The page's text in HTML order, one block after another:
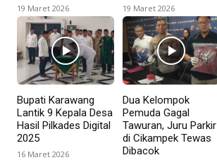
19 Maret 2026 19 Maret 2026
Bupati Karawang
Lantik 9 Kepala Desa
Hasil Pilkades Digital
2025
16 Maret 2026
Dua Kelompok
Pemuda Gagal
Tawuran, Juru Parkir
di Cikampek Tewas
Dibacok